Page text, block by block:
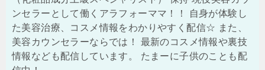
ンセラーとして働くアラフォーママ！！ 自身が体験し
た美容治療、コスメ情報をわかりやすく配信☆ また、
美容カウンセラーならでは！ 最新のコスメ情報や裏技
情報なども配信しています。 たまーに子供のことも配